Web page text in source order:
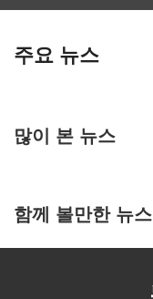
주요 뉴스
많이 본 뉴스
함께 볼만한 뉴스